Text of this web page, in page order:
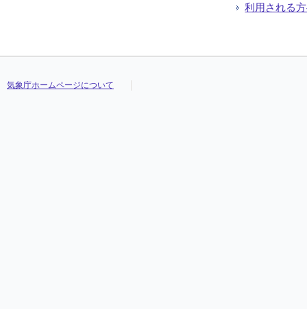
利用される
気象庁ホームページについて